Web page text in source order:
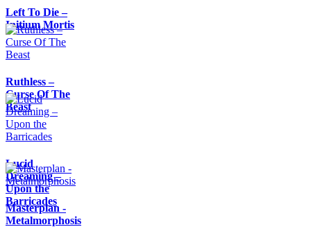
Left To Die –
Initium Mortis
Ruthless –
Curse Of The
Beast
Lucid
Dreaming –
Upon the
Barricades
Masterplan -
Metalmorphosis